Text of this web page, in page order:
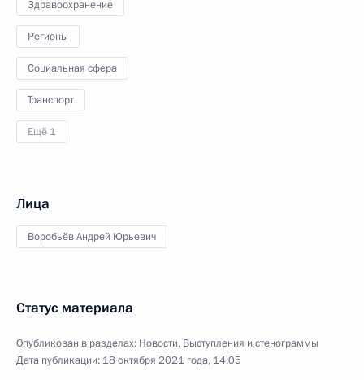
Здравоохранение
Регионы
Социальная сфера
Транспорт
Ещё 1
Лица
Воробьёв Андрей Юрьевич
Статус материала
Опубликован в разделах: Новости, Выступления и стенограммы
Дата публикации: 18 октября 2021 года, 14:05